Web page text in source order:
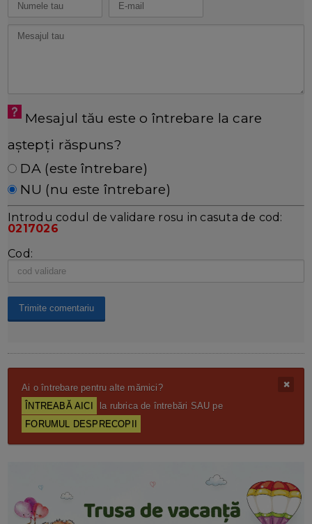
Mesajul tău este o întrebare la care
aștepți răspuns?
DA (este întrebare)
NU (nu este întrebare)
Introdu codul de validare rosu in casuta de cod:
0217026
Cod:
Ai o întrebare pentru alte mămici?
ÎNTREABĂ AICI
la rubrica de întrebări SAU pe
FORUMUL DESPRECOPII